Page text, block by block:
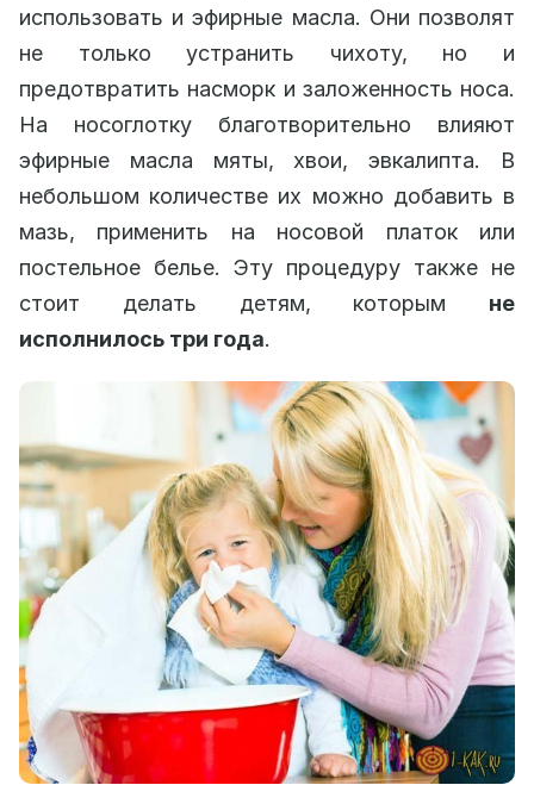
использовать и эфирные масла. Они позволят
не только устранить чихоту, но и
предотвратить насморк и заложенность носа.
На носоглотку благотворительно влияют
эфирные масла мяты, хвои, эвкалипта. В
небольшом количестве их можно добавить в
мазь, применить на носовой платок или
постельное белье. Эту процедуру также не
стоит делать детям, которым не
исполнилось три года.